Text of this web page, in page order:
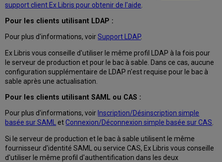
support client Ex Libris pour obtenir de l'aide
Pour les clients utilisant LDAP :
Pour plus d'informations, voirSupport LDAP.
Ex Libris vous conseille d'utiliser le même profil LDAP à la fois pour
le serveur de production et pour le bac à sable. Dans ce cas, aucune
configuration supplémentaire de LDAP n'est requise pour le bac à
sable après une actualisation.
Pour les clients utilisant SAML ou CAS :
Pour plus d'informations, voir Inscription/Désinscription simple
basée sur SAML
etConnexion/Déconnexion simple basée sur CAS
Si le serveur de production et le bac à sable utilisent le même
fournisseur d'identité SAML ou service CAS, Ex Libris vous conseille
d'utiliser le même profil d'authentification dans les deux